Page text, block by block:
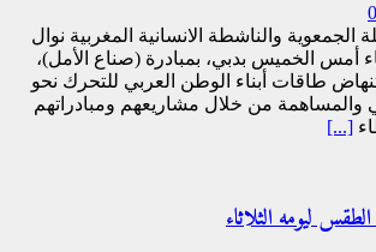
0
الجمعوية والناشطة الانسانية المغربية نوال
أمس الخميس بدبي، بمبادرة (صناع الأمل)،
طاقات أبناء الوطن العربي للتحرك نحو
والمساهمة من خلال مشاريعهم ومبادراتهم
[...]
ليومه الثلاثاء